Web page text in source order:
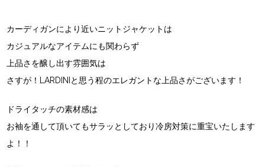
カーディガンにより近いニットジャケットは
カジュアルなアイテムにも関わらず
上品さを醸し出す雰囲気は
さすが！LARDINIと思う程のエレガントな上品さがございます！
ドライタッチの素材感は
お袖を通して頂いてもサラッとしており冷房対策に重宝いたします
よ！！